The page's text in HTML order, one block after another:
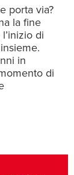
porta via?
la fine
di
in
di